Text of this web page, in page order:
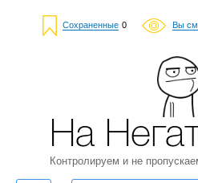
Сохраненные 0 Вы
На
Контролируем и не